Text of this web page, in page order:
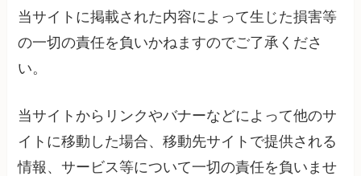
当サイトに掲載された内容によって生じた損害等
の一切の責任を負いかねますのでご了承くださ
い。
当サイトからリンクやバナーなどによって他のサ
イトに移動した場合、移動先サイトで提供される
情報、サービス等について一切の責任を負いませ